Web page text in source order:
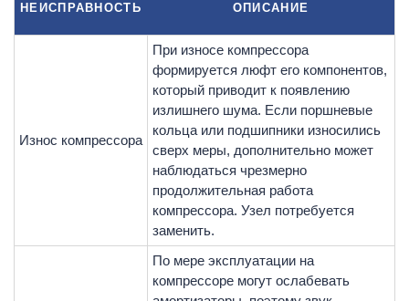
НЕИСПРАВНОСТЬ ОПИСАНИЕ
Износ компрессора
При износе компрессора
формируется люфт его компонентов,
который приводит к появлению
излишнего шума. Если поршневые
кольца или подшипники износились
сверх меры, дополнительно может
наблюдаться чрезмерно
продолжительная работа
компрессора. Узел потребуется
заменить.
По мере эксплуатации на
компрессоре могут ослабевать